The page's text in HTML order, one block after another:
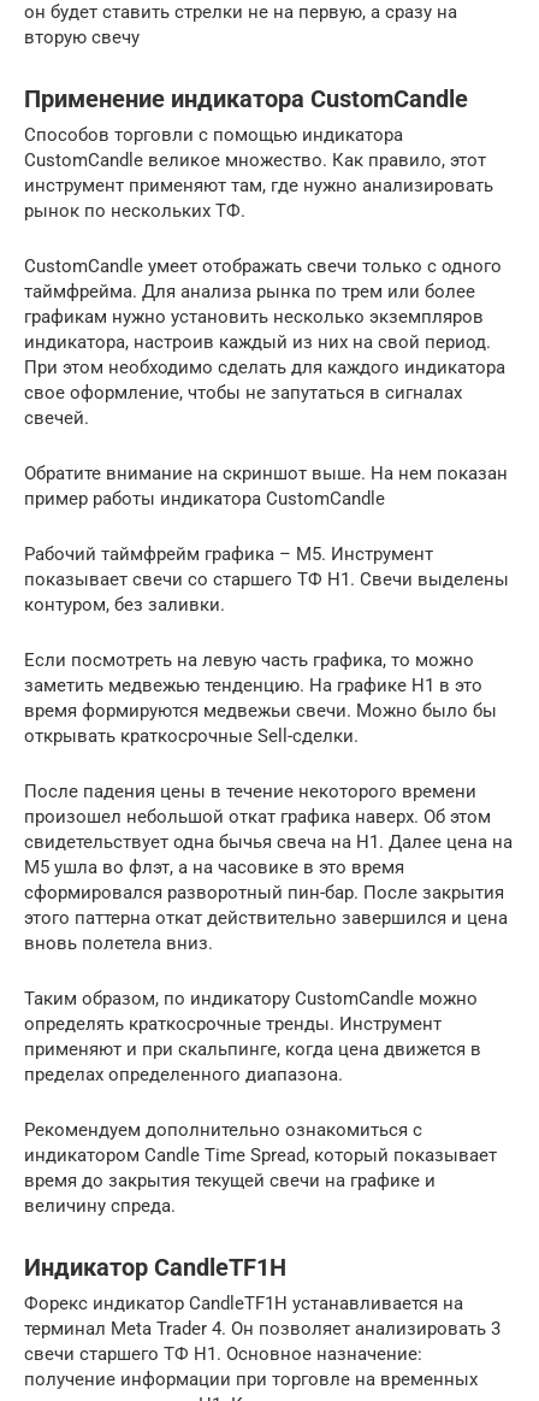
он будет ставить стрелки не на первую, а сразу на
вторую свечу
Применение индикатора CustomCandle
Способов торговли с помощью индикатора
CustomCandle великое множество. Как правило, этот
инструмент применяют там, где нужно анализировать
рынок по нескольких ТФ.
CustomCandle умеет отображать свечи только с одного
таймфрейма. Для анализа рынка по трем или более
графикам нужно установить несколько экземпляров
индикатора, настроив каждый из них на свой период.
При этом необходимо сделать для каждого индикатора
свое оформление, чтобы не запутаться в сигналах
свечей.
Обратите внимание на скриншот выше. На нем показан
пример работы индикатора CustomCandle
Рабочий таймфрейм графика – M5. Инструмент
показывает свечи со старшего ТФ H1. Свечи выделены
контуром, без заливки.
Если посмотреть на левую часть графика, то можно
заметить медвежью тенденцию. На графике H1 в это
время формируются медвежьи свечи. Можно было бы
открывать краткосрочные Sell-сделки.
После падения цены в течение некоторого времени
произошел небольшой откат графика наверх. Об этом
свидетельствует одна бычья свеча на H1. Далее цена на
M5 ушла во флэт, а на часовике в это время
сформировался разворотный пин-бар. После закрытия
этого паттерна откат действительно завершился и цена
вновь полетела вниз.
Таким образом, по индикатору CustomCandle можно
определять краткосрочные тренды. Инструмент
применяют и при скальпинге, когда цена движется в
пределах определенного диапазона.
Рекомендуем дополнительно ознакомиться с
индикатором Candle Time Spread, который показывает
время до закрытия текущей свечи на графике и
величину спреда.
Индикатор CandleTF1H
Форекс индикатор CandleTF1H устанавливается на
терминал Meta Trader 4. Он позволяет анализировать 3
свечи старшего ТФ Н1. Основное назначение:
получение информации при торговле на временных